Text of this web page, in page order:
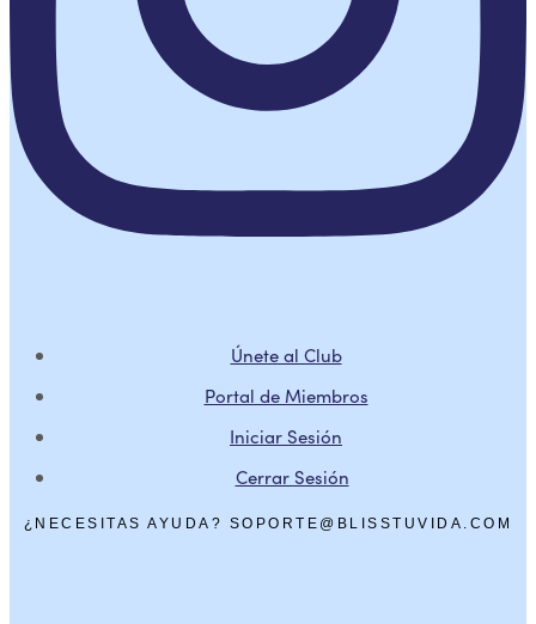
Únete al Club
Portal de Miembros
Iniciar Sesión
Cerrar Sesión
¿NECESITAS AYUDA? SOPORTE@BLISSTUVIDA.COM